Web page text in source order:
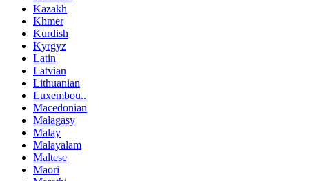
Kazakh
Khmer
Kurdish
Kyrgyz
Latin
Latvian
Lithuanian
Luxembou..
Macedonian
Malagasy
Malay
Malayalam
Maltese
Maori